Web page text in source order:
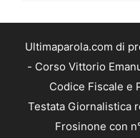
Ultimaparola.com di
- Corso Vittorio
Codice Fiscale e
Testata Giornalistica
Frosinone con